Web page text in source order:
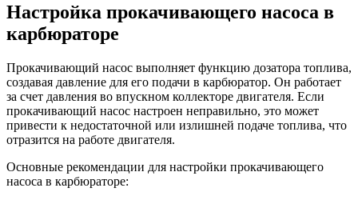
Настройка прокачивающего насоса в
карбюраторе
Прокачивающий насос выполняет функцию дозатора топлива,
создавая давление для его подачи в карбюратор. Он работает
за счет давления во впускном коллекторе двигателя. Если
прокачивающий насос настроен неправильно, это может
привести к недостаточной или излишней подаче топлива, что
отразится на работе двигателя.
Основные рекомендации для настройки прокачивающего
насоса в карбюраторе: